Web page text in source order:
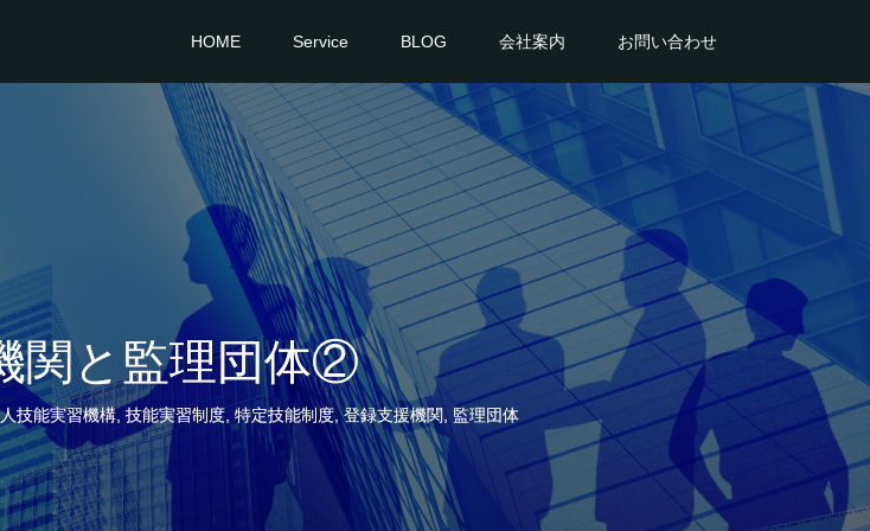
HOME Service BLOG 会社案内 お問い合わせ
関と監理団体②
技能実習機構, 技能実習制度 特定技能制度,登録支援機関, 監理団体